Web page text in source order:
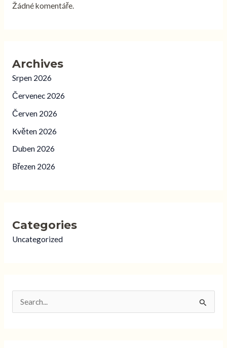
Žádné komentáře.
Archives
Srpen 2026
Červenec 2026
Červen 2026
Květen 2026
Duben 2026
Březen 2026
Categories
Uncategorized